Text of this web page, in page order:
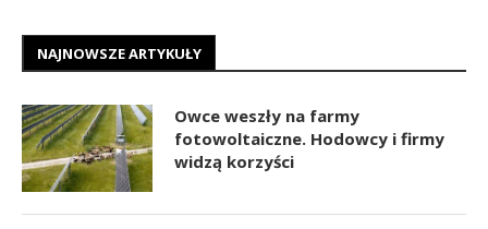
NAJNOWSZE ARTYKUŁY
Owce weszły na farmy
fotowoltaiczne. Hodowcy i firmy
widzą korzyści